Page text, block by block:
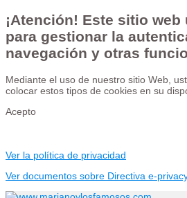
¡Atención! Este sitio
para gestionar la
navegación y otras
Mediante el uso de nuestro sitio Web,
colocar estos tipos de cookies en su
Acepto
Ver la política de privacidad
Ver documentos sobre Directiva e-